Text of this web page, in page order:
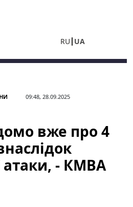
RU UA
09:48, 28.09.2025
вже про 4
атаки, - КМВА